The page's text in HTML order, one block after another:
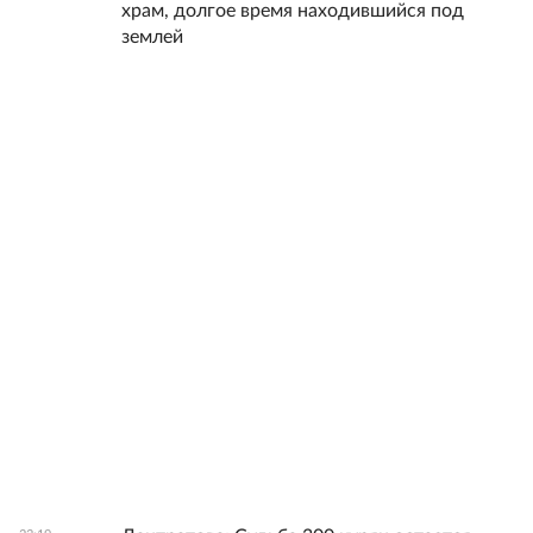
храм, долгое время находившийся под
землей